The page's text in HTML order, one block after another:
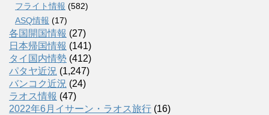
フライト情報 (582)
ASQ情報 (17)
各国開国情報 (27)
日本帰国情報 (141)
タイ国内情勢 (412)
パタヤ近況 (1,247)
バンコク近況 (24)
ラオス情報 (47)
2022年6月イサーン・ラオス旅行 (16)